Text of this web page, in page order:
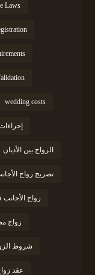
Laws
wedding costs
الزواج بين الأديان
تصريح زواج
زواج
زواج
شروط
عقد